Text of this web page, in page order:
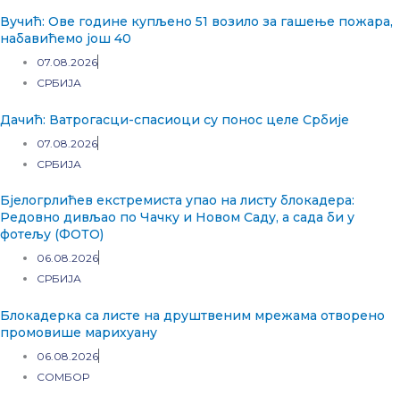
Вучић: Ове године купљено 51 возило за гашење пожара,
набавићемо још 40
07.08.2026
СРБИЈА
Дачић: Ватрогасци-спасиоци су понос целе Србије
07.08.2026
СРБИЈА
Бјелогрлићев екстремиста упао на листу блокадера:
Редовно дивљао по Чачку и Новом Саду, а сада би у
фотељу (ФОТО)
06.08.2026
СРБИЈА
Блокадерка са листе на друштвеним мрежама отворено
промовише марихуану
06.08.2026
СОМБОР